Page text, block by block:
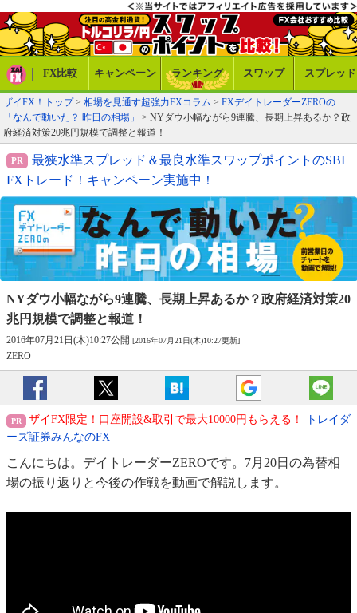
FX比較 キャンペーン ランキング スワップ スプレッド
ザイFX！トップ> 相場を見通す超強力FXコラム > FXデイトレーダーZEROの
「なんで動いた？ 昨日の相場」
> NYダウ小幅ながら9連騰、長期上昇あるか？政
府経済対策20兆円規模で調整と報道！
最狭水準スプレッド＆最良水準スワップポイントのSBI
FXトレード！キャンペーン実施中！
NYダウ小幅ながら9連騰、長期上昇あるか？政府経済対策20
兆円規模で調整と報道！
2016年07月21日(木)10:27公開 [2016年07月21日(木)10:27更新]
ZERO
ザイFX限定！口座開設&取引で最大10000円もらえる！
トレイダ
ーズ証券みんなのFX
こんにちは。デイトレーダーZEROです。7月20日の為替相
場の振り返りと今後の作戦を動画で解説します。